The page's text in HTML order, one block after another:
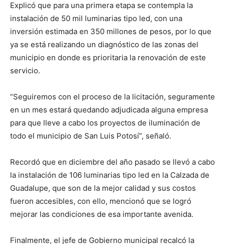
Explicó que para una primera etapa se contempla la
instalación de 50 mil luminarias tipo led, con una
inversión estimada en 350 millones de pesos, por lo que
ya se está realizando un diagnóstico de las zonas del
municipio en donde es prioritaria la renovación de este
servicio.
“Seguiremos con el proceso de la licitación, seguramente
en un mes estará quedando adjudicada alguna empresa
para que lleve a cabo los proyectos de iluminación de
todo el municipio de San Luis Potosí”, señaló.
Recordó que en diciembre del año pasado se llevó a cabo
la instalación de 106 luminarias tipo led en la Calzada de
Guadalupe, que son de la mejor calidad y sus costos
fueron accesibles, con ello, mencionó que se logró
mejorar las condiciones de esa importante avenida.
Finalmente, el jefe de Gobierno municipal recalcó la